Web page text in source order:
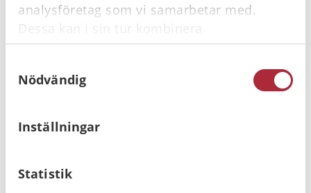
analysföretag som vi samarbetar med.
Dessa kan i sin tur kombinera
informationen med annan information som
samlat in när du har använt deras tjänster.
Nödvändig
Inställningar
Statistik